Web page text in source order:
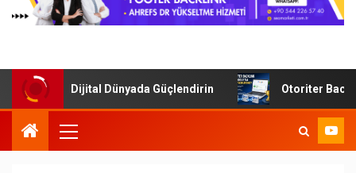
Dijital Dünyada Güçlendirin Otoriter Backlink